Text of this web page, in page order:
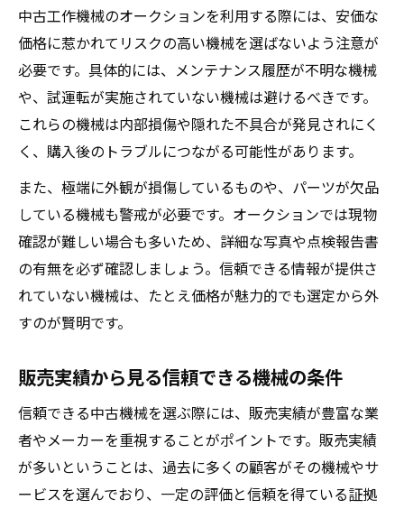
中古工作機械のオークションを利用する際には、安価な
価格に惹かれてリスクの高い機械を選ばないよう注意が
必要です。具体的には、メンテナンス履歴が不明な機械
や、試運転が実施されていない機械は避けるべきです。
これらの機械は内部損傷や隠れた不具合が発見されにく
く、購入後のトラブルにつながる可能性があります。
また、極端に外観が損傷しているものや、パーツが欠品
している機械も警戒が必要です。オークションでは現物
確認が難しい場合も多いため、詳細な写真や点検報告書
の有無を必ず確認しましょう。信頼できる情報が提供さ
れていない機械は、たとえ価格が魅力的でも選定から外
すのが賢明です。
販売実績から見る信頼できる機械の条件
信頼できる中古機械を選ぶ際には、販売実績が豊富な業
者やメーカーを重視することがポイントです。販売実績
が多いということは、過去に多くの顧客がその機械やサ
ービスを選んでおり、一定の評価と信頼を得ている証拠